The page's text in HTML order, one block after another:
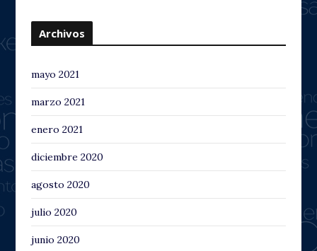
Archivos
mayo 2021
marzo 2021
enero 2021
diciembre 2020
agosto 2020
julio 2020
junio 2020